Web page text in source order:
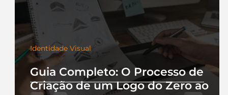
Guia Completo: O Processo de
Criação de um Logo do Zero ao
Identidade Visual